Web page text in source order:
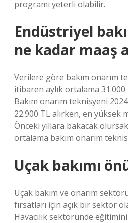
programı yeterli olabilir.
Endüstriyel
ne kadar maaş
Verilere göre bakım onarım
itibaren aylık ortalama 31.000
Bakım onarım teknisyeni
22.900 TL alırken, en yüksek
Önceki yıllara bakacak
ortalama bakım onarım
Uçak bakımı
Uçak bakım ve onarım
fırsatları için açık bir sektör
Havacılık sektöründe